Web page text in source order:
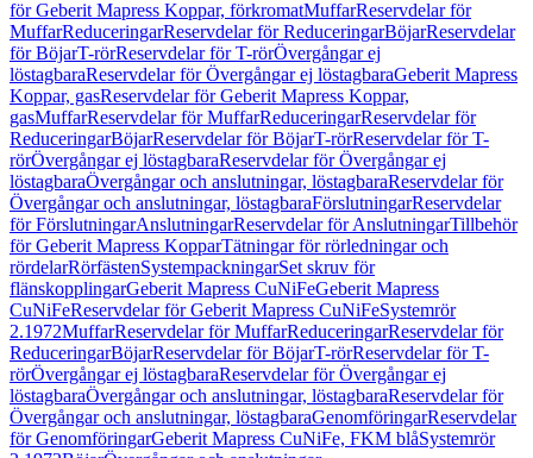
för Geberit Mapress Koppar, förkromatMuffarReservdelar för
MuffarReduceringarReservdelar för ReduceringarBöjarReservdelar
för BöjarT-rörReservdelar för T-rörÖvergångar ej
löstagbaraReservdelar för Övergångar ej löstagbaraGeberit Mapress
Koppar, gasReservdelar för Geberit Mapress Koppar,
gasMuffarReservdelar för MuffarReduceringarReservdelar för
ReduceringarBöjarReservdelar för BöjarT-rörReservdelar för T-
rörÖvergångar ej löstagbaraReservdelar för Övergångar ej
löstagbaraÖvergångar och anslutningar, löstagbaraReservdelar för
Övergångar och anslutningar, löstagbaraFörslutningarReservdelar
för FörslutningarAnslutningarReservdelar för AnslutningarTillbehör
för Geberit Mapress KopparTätningar för rörledningar och
rördelarRörfästenSystempackningarSet skruv för
flänskopplingarGeberit Mapress CuNiFeGeberit Mapress
CuNiFeReservdelar för Geberit Mapress CuNiFeSystemrör
2.1972MuffarReservdelar för MuffarReduceringarReservdelar för
ReduceringarBöjarReservdelar för BöjarT-rörReservdelar för T-
rörÖvergångar ej löstagbaraReservdelar för Övergångar ej
löstagbaraÖvergångar och anslutningar, löstagbaraReservdelar för
Övergångar och anslutningar, löstagbaraGenomföringarReservdelar
för GenomföringarGeberit Mapress CuNiFe, FKM blåSystemrör